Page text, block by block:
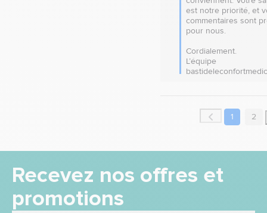
est notre priorité, et
commentaires sont
pour nous.
Cordialement.
L’équipe
1 2
Recevez nos offres et
promotions